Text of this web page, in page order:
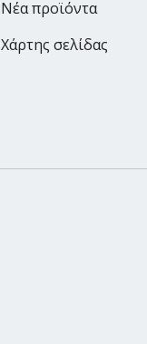
Νέα προϊόντα
Χάρτης σελίδας